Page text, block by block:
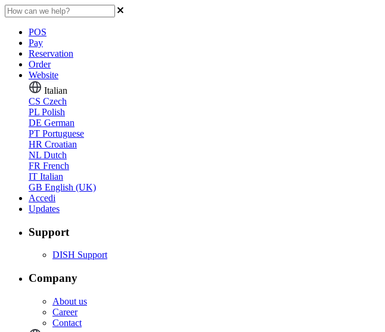
POS
Pay
Reservation
Order
Website
Italian
CS Czech
PL Polish
DE German
PT Portuguese
HR Croatian
NL Dutch
FR French
IT Italian
GB English (UK)
Accedi
Updates
Support
DISH Support
Company
About us
Career
Contact